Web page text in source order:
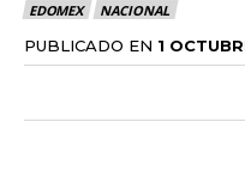
EDOMEX NACIONAL
PUBLICADO EN 1